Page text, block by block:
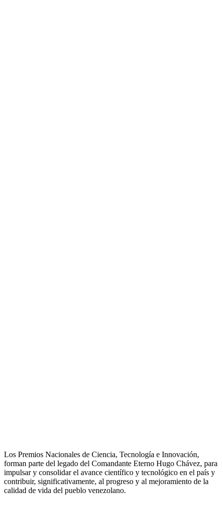
Los Premios Nacionales de Ciencia, Tecnología e Innovación,
forman parte del legado del Comandante Eterno Hugo Chávez, para
impulsar y consolidar el avance científico y tecnológico en el país y
contribuir, significativamente, al progreso y al mejoramiento de la
calidad de vida del pueblo venezolano.